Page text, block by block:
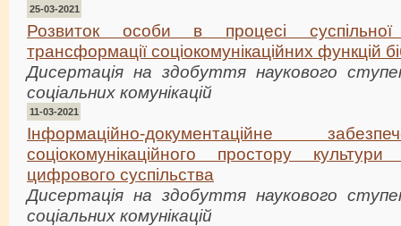
25-03-2021
Розвиток особи в процесі суспільної
трансформації соціокомунікаційних функцій
Дисертація на здобуття наукового
соціальних комунікацій
11-03-2021
Інформаційно-документаційне
соціокомунікаційного простору
цифрового суспільства
Дисертація на здобуття наукового
соціальних комунікацій